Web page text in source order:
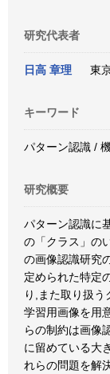
研究代表者
日高 章理 東
キーワード
パターン認識 /
研究概要
パターン認識に
の「クラス」の
の画像認識研究
定められた特定
り,また取り扱
学習用画像を用
らの制約は画像
に留めている大
れらの問題を解